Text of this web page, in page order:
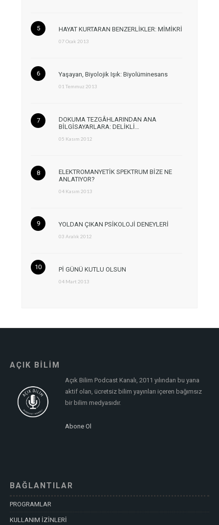
HAYAT KURTARAN BENZERLİKLER: MİMİKRİ
07 Ocak 2013
Yaşayan, Biyolojik Işık: Biyolüminesans
01 Temmuz 2013
DOKUMA TEZGÂHLARINDAN ANA
BİLGİSAYARLARA: DELİKLİ…
05 Kasım 2012
ELEKTROMANYETİK SPEKTRUM BİZE NE
ANLATIYOR?
04 Kasım 2013
YOLDAN ÇIKAN PSİKOLOJİ DENEYLERİ
03 Aralık 2012
Pİ GÜNÜ KUTLU OLSUN
04 Mart 2013
AÇIK BİLİM
Açık Bilim Podcast Kanalı, 2011 yılından bu yana
aktif olan, ücretsiz bilim yayınları içeren bağımsız
bir bilim medyasıdır.
Abone Ol
BAĞLANTILAR
PROGRAMLAR
KULLANIM İZİNLERİ